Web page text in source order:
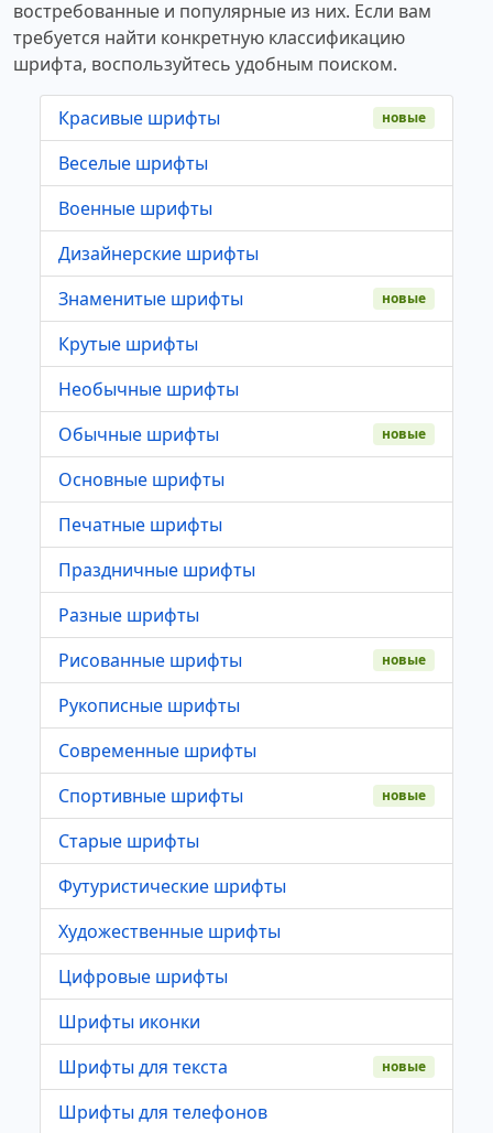
востребованные и популярные из них. Если вам
требуется найти конкретную классификацию
шрифта, воспользуйтесь удобным поиском.
Красивые шрифты новые
Веселые шрифты
Военные шрифты
Дизайнерские шрифты
Знаменитые шрифты
новые
Крутые шрифты
Необычные шрифты
Обычные шрифты
новые
Основные шрифты
Печатные шрифты
Праздничные шрифты
Разные шрифты
Рисованные шрифты
новые
Рукописные шрифты
Современные шрифты
Спортивные шрифты
новые
Старые шрифты
Футуристические шрифты
Художественные шрифты
Цифровые шрифты
Шрифты иконки
Шрифты для текста
новые
Шрифты для телефонов